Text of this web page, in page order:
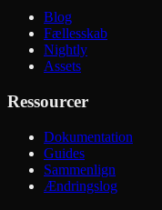
Blog
Fællesskab
Nightly
Assets
Ressourcer
Dokumentation
Guides
Sammenlign
Ændringslog